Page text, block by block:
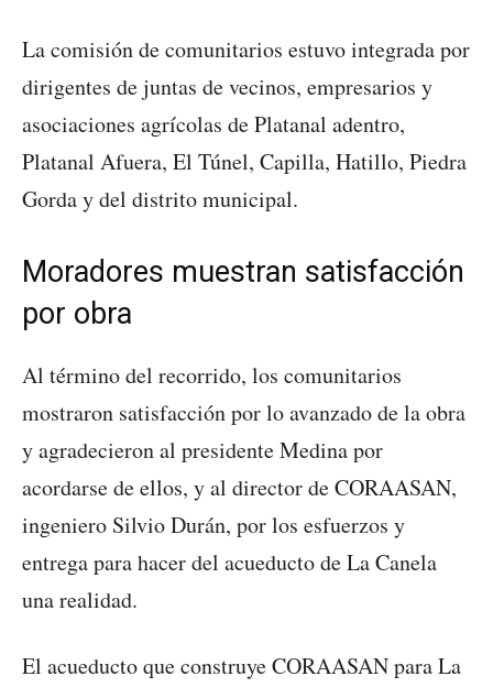
La comisión de comunitarios estuvo integrada por
dirigentes de juntas de vecinos, empresarios y
asociaciones agrícolas de Platanal adentro,
Platanal Afuera, El Túnel, Capilla, Hatillo, Piedra
Gorda y del distrito municipal.
Moradores muestran satisfacción
por obra
Al término del recorrido, los comunitarios
mostraron satisfacción por lo avanzado de la obra
y agradecieron al presidente Medina por
acordarse de ellos, y al director de CORAASAN,
ingeniero Silvio Durán, por los esfuerzos y
entrega para hacer del acueducto de La Canela
una realidad.
El acueducto que construye CORAASAN para La